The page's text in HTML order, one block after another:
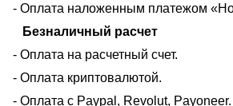
- Оплата наложенным платежом
Безналичный расчет
- Оплата на расчетный счет.
- Оплата криптовалютой.
- Оплата с Paypal, Revolut, Payoneer.